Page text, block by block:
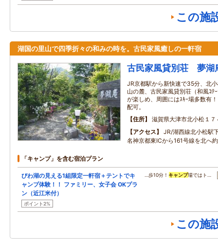
この施
湖国の里山で四季折々の和みの時を。古民家風癒しの一軒宿
古民家風貸別荘 夢湖
JR京都駅から新快速で35分、北
山の麓、古民家風貸別荘（和風ｺﾃ
が楽しめ、周囲にはｽｷｰ場多数有
配可。
住所
滋賀県大津市北小松１７
アクセス
JR/湖西線北小松
名神京都東ICから161号線を北へ
「キャンプ」を含む宿泊プラン
びわ湖の見える1組限定一軒宿＋テントでキ
ャンプ体験！！ ファミリー、女子会 OKプラ
ン（近江米付）
ポイント2%
…歩10分！ キャンプ場ではト…
この施